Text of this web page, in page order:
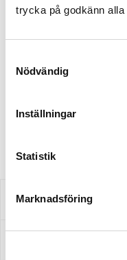
trycka på godkänn
Nödvändig
Inställningar
Statistik
Marknadsföring
Finns i lager
Beskrivning